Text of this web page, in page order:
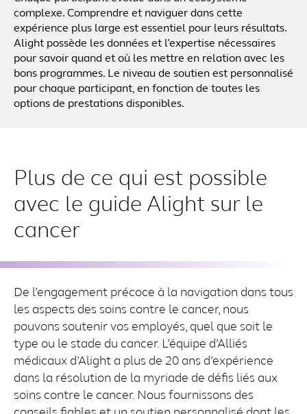
complexe. Comprendre et naviguer dans cette
expérience plus large est essentiel pour leurs résultats.
Alight possède les données et l’expertise nécessaires
pour savoir quand et où les mettre en relation avec les
bons programmes. Le niveau de soutien est personnalisé
pour chaque participant, en fonction de toutes les
options de prestations disponibles.
Plus de ce qui est possible
avec le guide Alight sur le
cancer
De l’engagement précoce à la navigation dans tous
les aspects des soins contre le cancer, nous
pouvons soutenir vos employés, quel que soit le
type ou le stade du cancer. L’équipe d’Alliés
médicaux d’Alight a plus de 20 ans d’expérience
dans la résolution de la myriade de défis liés aux
soins contre le cancer. Nous fournissons des